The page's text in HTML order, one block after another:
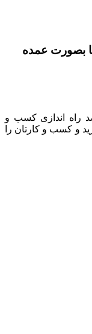
بصورت عمده
راه اندازی کسب و
و کسب و کارتان را